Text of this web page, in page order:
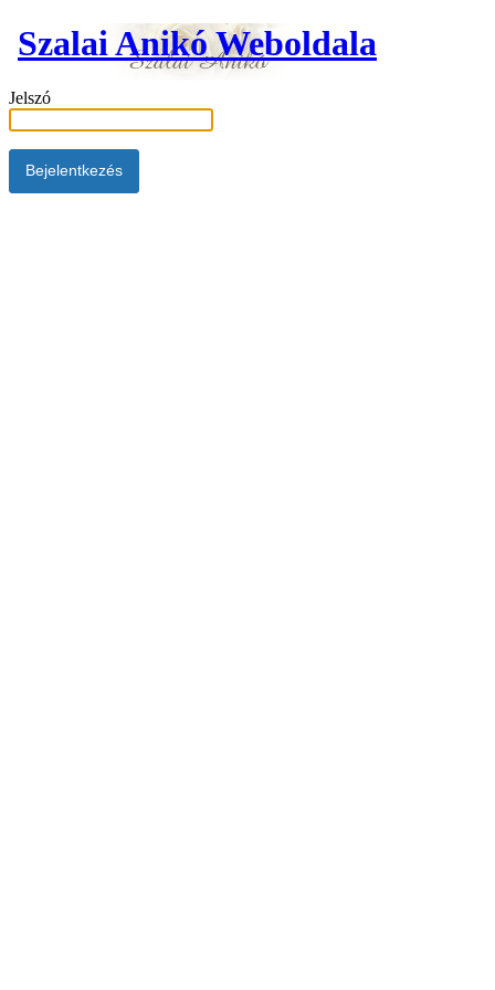
Szalai Anikó Weboldala
Jelszó